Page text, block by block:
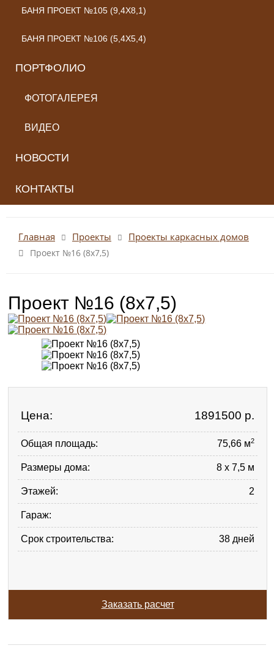
БАНЯ ПРОЕКТ №105 (9,4X8,1)
БАНЯ ПРОЕКТ №106 (5,4X5,4)
ПОРТФОЛИО
ФОТОГАЛЕРЕЯ
ВИДЕО
НОВОСТИ
КОНТАКТЫ
Главная Проекты Проекты каркасных домов
Проект №16 (8х7,5)
Проект №16 (8х7,5)
Цена: 1891500 р.
Общая площадь: 75,66 м2
Размеры дома: 8 x 7,5 м
Этажей: 2
Гараж:
Срок строительства: 38 дней
Заказать расчет